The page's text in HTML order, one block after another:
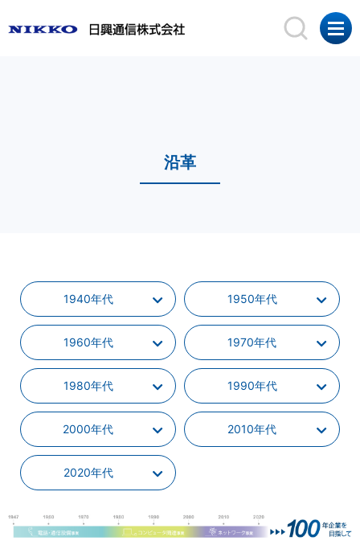
沿革
1940年代 1950年代
1960年代 1970年代
1980年代 1990年代
2000年代 2010年代
2020年代